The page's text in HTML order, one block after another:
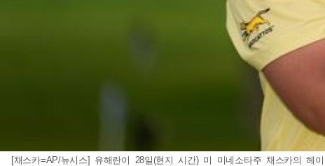
[채스카=AP/뉴시스] 유해란이 28일(현지 시간) 미 미네소타주 채스카의